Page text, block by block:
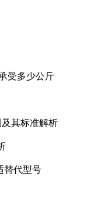
受多少公斤
其标准解析
替代型号